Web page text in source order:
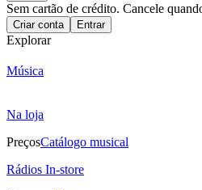
Sem cartão de crédito. Cancele
Criar conta Entrar
Explorar
Música
Na loja
PreçosCatálogo musical
Rádios In-store